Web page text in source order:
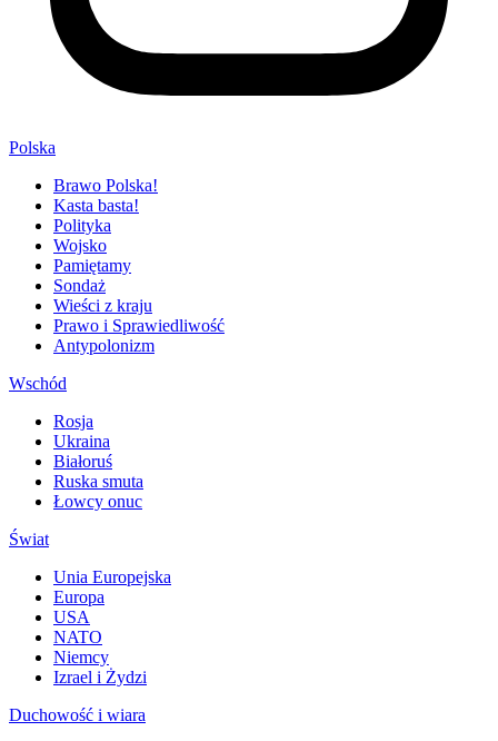
Polska
Brawo Polska!
Kasta basta!
Polityka
Wojsko
Pamiętamy
Sondaż
Wieści z kraju
Prawo i Sprawiedliwość
Antypolonizm
Wschód
Rosja
Ukraina
Białoruś
Ruska smuta
Łowcy onuc
Świat
Unia Europejska
Europa
USA
NATO
Niemcy
Izrael i Żydzi
Duchowość i wiara